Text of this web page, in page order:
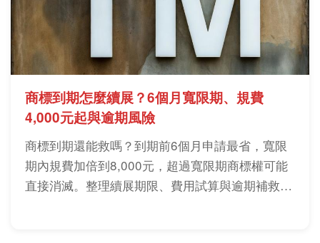
商標到期怎麼續展？6個月寬限期、規費
4,000元起與逾期風險
商標到期還能救嗎？到期前6個月申請最省，寬限
期內規費加倍到8,000元，超過寬限期商標權可能
直接消滅。整理續展期限、費用試算與逾期補救流